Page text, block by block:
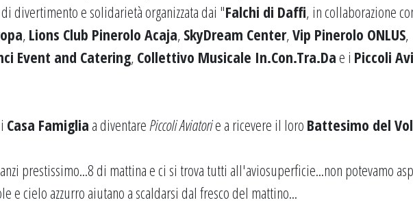
divertimento e solidarietà organizzata dai "Falchi di Daffi, in collaborazione
, Lions Club Pinerolo Acaja, SkyDream Center,Vip Pinerolo ONLUS,
Event and Catering, Collettivo Musicale In.Con.Tra.Da e i Piccoli
Casa Famiglia a diventarePiccoli Aviatorie a ricevere il loro Battesimo del
prestissimo...8 di mattina e ci si trova tutti all'aviosuperficie...non potevamo
e cielo azzurro aiutano a scaldarsi dal fresco del mattino...